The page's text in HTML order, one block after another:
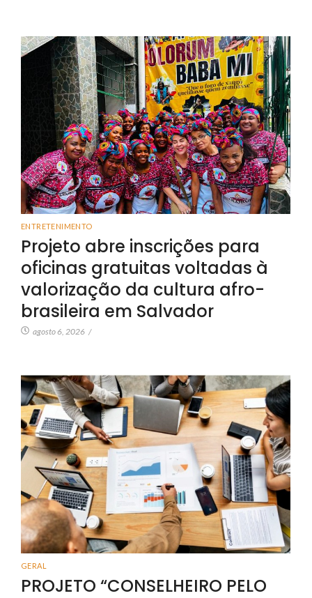
ENTRETENIMENTO
Projeto abre inscrições para
oficinas gratuitas voltadas à
valorização da cultura afro-
brasileira em Salvador
agosto 6, 2026 /
GERAL
PROJETO “CONSELHEIRO PELO